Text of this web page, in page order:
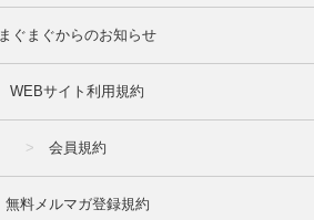
まぐまぐからのお知らせ
WEBサイト利用規約
会員規約
無料メルマガ登録規約